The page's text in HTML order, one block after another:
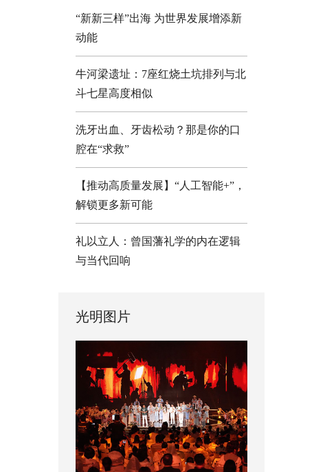
“新新三样”出海 为世界发展增添新
动能
牛河梁遗址：7座红烧土坑排列与北
斗七星高度相似
洗牙出血、牙齿松动？那是你的口
腔在“求救”
【推动高质量发展】“人工智能+”，
解锁更多新可能
礼以立人：曾国藩礼学的内在逻辑
与当代回响
光明图片